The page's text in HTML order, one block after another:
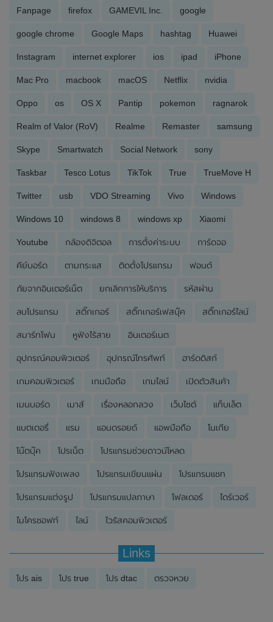
Fanpage firefox GAMEVIL Inc. google
google chrome Google Maps hashtag Huawei
Instagram internet explorer ios ipad iPhone
Mac Pro macbook macOS Netflix nvidia
Oppo os OS X Pantip pokemon ragnarok
Realm of Valor (RoV) Realme Remaster samsung
Skype Smartwatch Social Network sony
Taskbar Tesco Lotus TikTok True TrueMove H
Twitter usb VDO Streaming Vivo Windows
Windows 10 windows 8 windows xp Xiaomi
Youtube กล้องดิจิตอล การตั้งค่าระบบ การ์ดจอ
คีย์บอร์ด ตามกระแส ติดตั้งโปรแกรม ฟอนต์
ภัยจากอินเตอร์เน็ต ยกเลิกการให้บริการ รหัสผ่าน
ลบโปรแกรม สติ๊กเกอร์ สติ๊กเกอร์เฟสบุ๊ค สติ๊กเกอร์ไลน์
สมาร์ทโฟน หูฟังไร้สาย อินเตอร์เนต
อุปกรณ์คอมพิวเตอร์ อุปกรณ์โทรศัพท์ ฮาร์ดดิสก์
เกมคอมพิวเตอร์ เกมมือถือ เกมไลน์ เปิดตัวสินค้า
เมนบอร์ด เมาส์ เรื่องหลอกลวง เว็บไซต์ แท็บเล็ต
แบตเตอรี่ แรม แอนดรอยด์ แอพมือถือ โนเกีย
โน๊ตบุ๊ค โปรเน็ต โปรแกรมช่วยดาวน์โหลด
โปรแกรมฟังเพลง โปรแกรมเขียนแผ่น โปรแกรมแชท
โปรแกรมแต่งรูป โปรแกรมแปลภาษา โฟลเดอร์ ไดร์เวอร์
ไมโครซอฟท์ ไลน์ ไวรัสคอมพิวเตอร์
Links
โปร ais โปร true โปร dtac ตรวจหวย